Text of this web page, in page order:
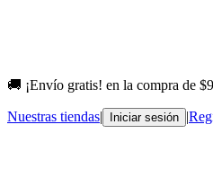
🚚 ¡Envío gratis! en la compra de
Nuestras tiendas| Iniciar sesión |